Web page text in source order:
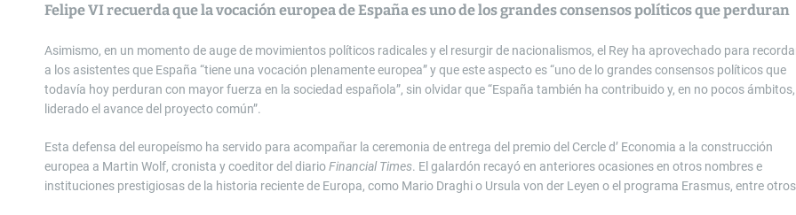
Felipe VI recuerda que la vocación europea de España es uno de los grandes consensos políticos que perduran
Asimismo, en un momento de auge de movimientos políticos radicales y el resurgir de nacionalismos, el Rey ha aprovechado para
a los asistentes que España “tiene una vocación plenamente europea” y que este aspecto es “uno de lo grandes consensos políticos que
todavía hoy perduran con mayor fuerza en la sociedad española”, sin olvidar que “España también ha contribuido y, en no pocos ámbitos,
liderado el avance del proyecto común”.
Esta defensa del europeísmo ha servido para acompañar la ceremonia de entrega del premio del Cercle d’ Economia a la construcción
europea a Martin Wolf, cronista y coeditor del diarioFinancial Times. El galardón recayó en anteriores ocasiones en otros nombres e
instituciones prestigiosas de la historia reciente de Europa, como Mario Draghi o Ursula von der Leyen o el programa Erasmus, entre